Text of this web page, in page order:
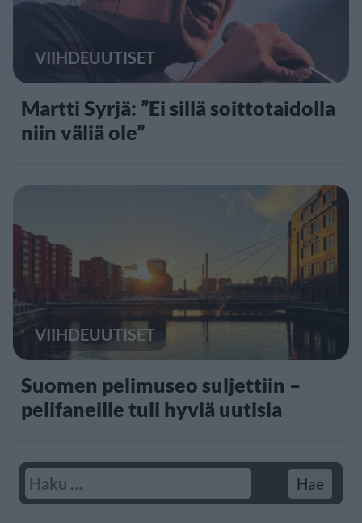
VIIHDEUUTISET
Martti Syrjä: ”Ei sillä soittotaidolla
niin väliä ole”
VIIHDEUUTISET
Suomen pelimuseo suljettiin –
pelifaneille tuli hyviä uutisia